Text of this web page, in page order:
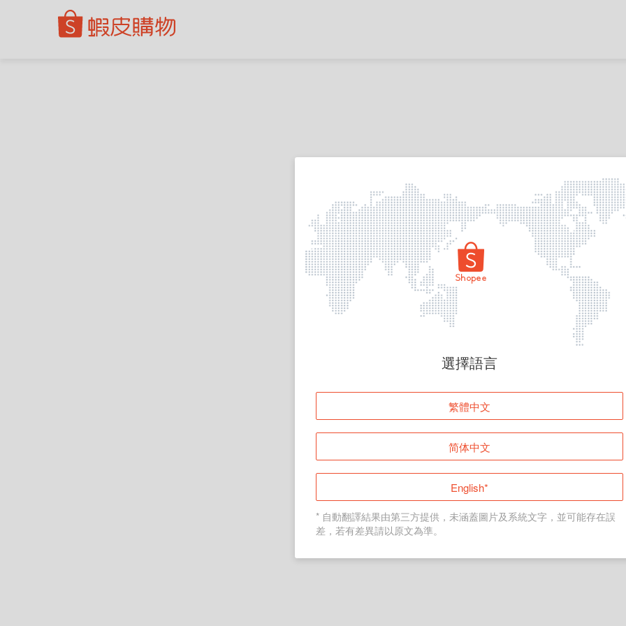
頁面無法顯示
登入
返回首頁
選擇語言
繁體中文
简体中文
English*
* 自動翻譯結果由第三方提供，未涵蓋圖片及系統文字，並可能存在誤
差，若有差異請以原文為準。